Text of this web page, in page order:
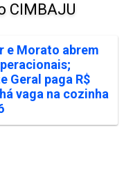
CIMBAJU
e Morato abrem
Geral paga R$
vaga na cozinha